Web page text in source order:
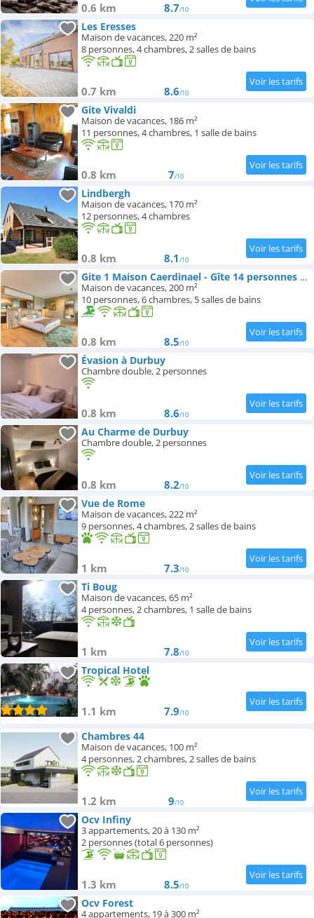
0.6 km 8.7/10
Les Eresses
Maison de vacances, 220 m²
8 personnes, 4 chambres, 2 salles de bains
0.7 km 8.6/10
Gite Vivaldi
Maison de vacances, 186 m²
11 personnes, 4 chambres, 1 salle de bains
0.8 km 7/10
Lindbergh
Maison de vacances, 170 m²
12 personnes, 4 chambres
0.8 km 8.1/10
Gite 1 Maison Caerdinael - Gîte 14 personnes sur les hauteurs de Durbuy
Maison de vacances, 200 m²
10 personnes, 6 chambres, 5 salles de bains
0.8 km 8.5/10
Évasion à Durbuy
Chambre double, 2 personnes
0.8 km 8.6/10
Au Charme de Durbuy
Chambre double, 2 personnes
0.8 km 8.2/10
Vue de Rome
Maison de vacances, 222 m²
9 personnes, 4 chambres, 2 salles de bains
1 km 7.3/10
Ti Boug
Maison de vacances, 65 m²
4 personnes, 2 chambres, 1 salle de bains
1 km 7.8/10
Tropical Hotel
1.1 km 7.9/10
Chambres 44
Maison de vacances, 100 m²
4 personnes, 2 chambres, 2 salles de bains
1.2 km 9/10
Ocv Infiny
3 appartements, 20 à 130 m²
2 personnes (total 6 personnes)
1.3 km 8.5/10
Ocv Forest
4 appartements, 19 à 300 m²